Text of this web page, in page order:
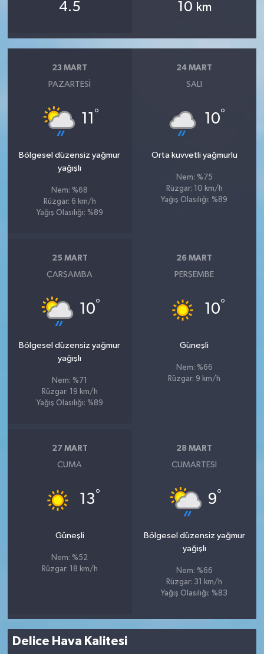
4.5 10 km
23 MART
PAZARTESI
11 °
Bölgesel düzensiz yağmur
yağışlı
Nem: %68
Rüzgar: 6 km/h
Yağış Olasılığı: %89
24 MART
SALI
10°
Orta kuvvetli yağmurlu
Nem: %75
Rüzgar: 10 km/h
Yağış Olasılığı: %89
25 MART
ÇARŞAMBA
10°
Bölgesel düzensiz yağmur
yağışlı
Nem: %71
Rüzgar: 19 km/h
Yağış Olasılığı: %89
26 MART
PERŞEMBE
10°
Güneşli
Nem: %66
Rüzgar: 9 km/h
27 MART
CUMA
13°
Güneşli
Nem: %52
Rüzgar: 18 km/h
28 MART
CUMARTESI
9°
Bölgesel düzensiz yağmur
yağışlı
Nem: %66
Rüzgar: 31 km/h
Yağış Olasılığı: %83
Delice Hava Kalitesi